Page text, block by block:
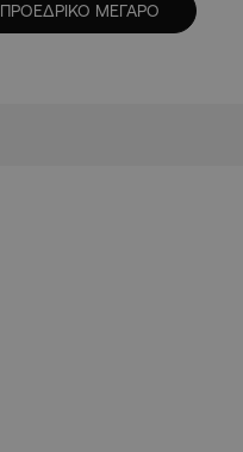
ΠΡΟΕΔΡΙΚΟ ΜΕΓΑΡΟ